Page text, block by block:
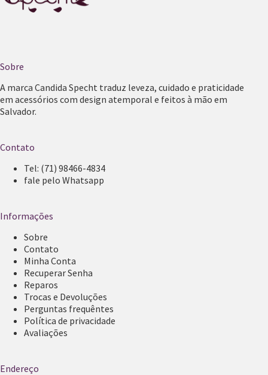
Sobre
A marca Candida Specht traduz leveza, cuidado e praticidade
em acessórios com design atemporal e feitos à mão em
Salvador.
Contato
Tel: (71) 98466-4834
fale pelo Whatsapp
Informações
Sobre
Contato
Minha Conta
Recuperar Senha
Reparos
Trocas e Devoluções
Perguntas frequêntes
Política de privacidade
Avaliações
Endereço